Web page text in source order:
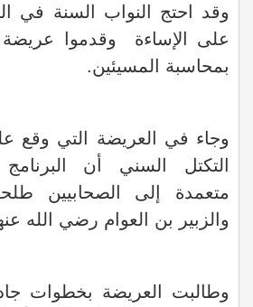
وقد احتج النواب السنة في
على الإساءة وقدموا عريضة
بمحاسبة المسيئين.
التكتل السني أن
متعمدة إلى الصحابيين
والزبير بن العوام رضي الله
وطالبت العريضة بخطوات